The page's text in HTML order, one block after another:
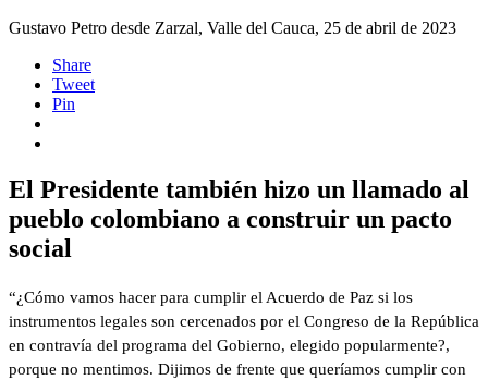
Gustavo Petro desde Zarzal, Valle del Cauca, 25 de abril de 2023
Share
Tweet
Pin
El Presidente también hizo un llamado al
pueblo colombiano a construir un pacto
social
“¿Cómo vamos hacer para cumplir el Acuerdo de Paz si los
instrumentos legales son cercenados por el Congreso de la República
en contravía del programa del Gobierno, elegido popularmente?,
porque no mentimos. Dijimos de frente que queríamos cumplir con